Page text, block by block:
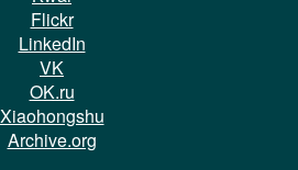
Flickr
LinkedIn
VK
OK.ru
Xiaohongshu
Archive.org